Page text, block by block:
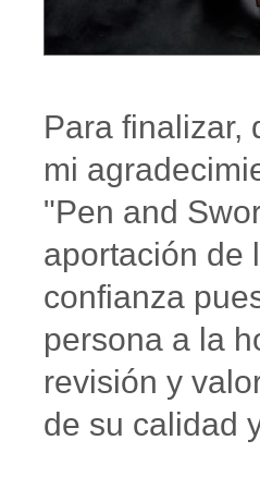
Para finalizar,
mi
"Pen and
aportación de
confianza
persona a la
revisión y
de su